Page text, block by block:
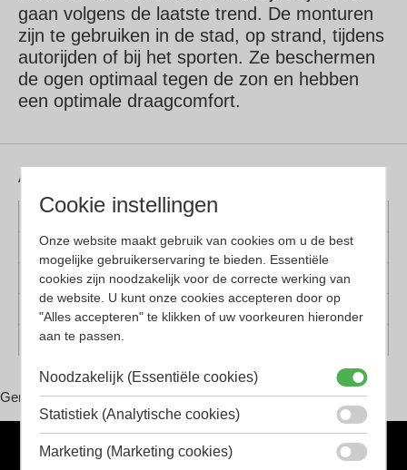
gaan volgens de laatste trend. De monturen
zijn te gebruiken in de stad, op strand, tijdens
autorijden of bij het sporten. Ze beschermen
de ogen optimaal tegen de zon en hebben
een optimale draagcomfort.
Aanvullende informatie
Kleur montuur Blauw, Havanna, Transparant
Montuur materiaal Kunststof
Lens materiaal Kunststof
Vorm
Gerelateerde producten
Cookie instellingen
Onze website maakt gebruik van cookies om u de best
mogelijke gebruikerservaring te bieden. Essentiële
cookies zijn noodzakelijk voor de correcte werking van
de website. U kunt onze cookies accepteren door op
"Alles accepteren" te klikken of uw voorkeuren hieronder
aan te passen.
Noodzakelijk (Essentiële cookies)
Statistiek (Analytische cookies)
Marketing (Marketing cookies)